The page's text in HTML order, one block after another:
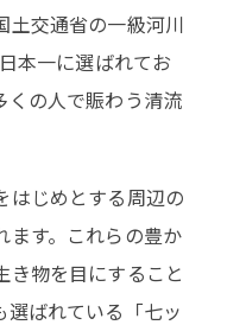
交通省の一級河川
本一に選ばれてお
くの人で賑わう清流
はじめとする周辺の
ます。これらの豊か
き物を目にすること
選ばれている「七ッ